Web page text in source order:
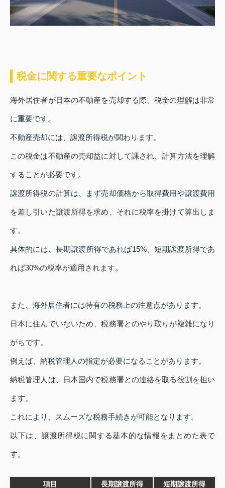
税金に関する重要なポイント
海外居住者が日本の不動産を売却する際、税金の理解は非常
に重要です。
不動産売却には、譲渡所得税が関わります。
この税金は不動産の売却益に対して課され、計算方法を理解
することが必要です。
譲渡所得税の計算は、まず売却価格から取得費用や譲渡費用
を差し引いた譲渡所得を求め、それに税率を掛けて算出しま
す。
具体的には、長期譲渡所得であれば15%、短期譲渡所得であ
れば30%の税率が適用されます。
また、海外居住者には特有の税務上の注意点があります。
日本に住んでいないため、税務署とのやり取りが複雑になり
がちです。
例えば、納税管理人の指定が必要になることがあります。
納税管理人は、日本国内で税務署との連絡を取る役割を担い
ます。
これにより、スムーズな税務手続きが可能となります。
以下は、譲渡所得税に関する基本的な情報をまとめた表で
す。
項目 長期譲渡所得 短期譲渡所得